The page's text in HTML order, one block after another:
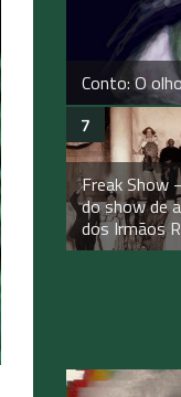
Conto: O
Freak
do show de
dos Irmãos